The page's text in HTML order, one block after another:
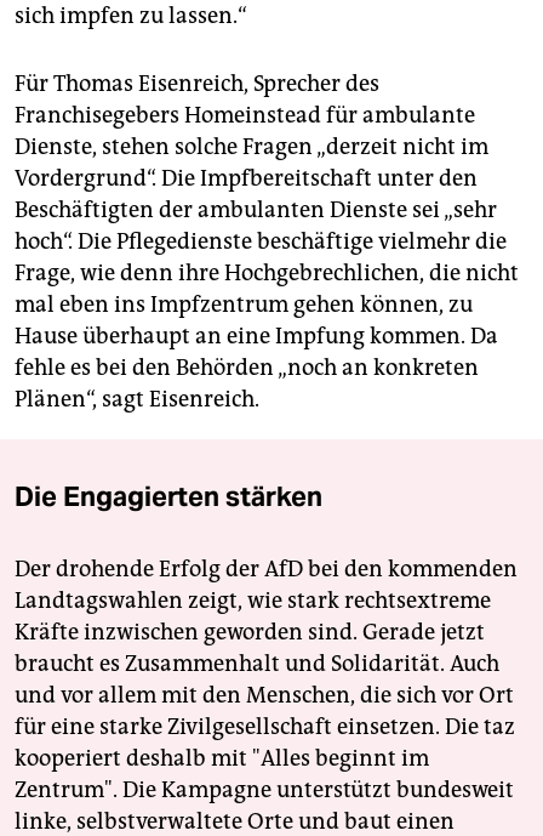
sich impfen zu lassen.“
Für Thomas Eisenreich, Sprecher des
Franchisegebers Homeinstead für ambulante
Dienste, stehen solche Fragen „derzeit nicht im
Vordergrund“. Die Impfbereitschaft unter den
Beschäftigten der ambulanten Dienste sei „sehr
hoch“. Die Pflegedienste beschäftige vielmehr die
Frage, wie denn ihre Hochgebrechlichen, die nicht
mal eben ins Impfzentrum gehen können, zu
Hause überhaupt an eine Impfung kommen. Da
fehle es bei den Behörden „noch an konkreten
Plänen“, sagt Eisenreich.
Die Engagierten stärken
Der drohende Erfolg der AfD bei den kommenden
Landtagswahlen zeigt, wie stark rechtsextreme
Kräfte inzwischen geworden sind. Gerade jetzt
braucht es Zusammenhalt und Solidarität. Auch
und vor allem mit den Menschen, die sich vor Ort
für eine starke Zivilgesellschaft einsetzen. Die taz
kooperiert deshalb mit "Alles beginnt im
Zentrum". Die Kampagne unterstützt bundesweit
linke, selbstverwaltete Orte und baut einen